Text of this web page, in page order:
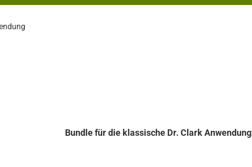
Bundle für die klassische Dr. Clark Anwendung